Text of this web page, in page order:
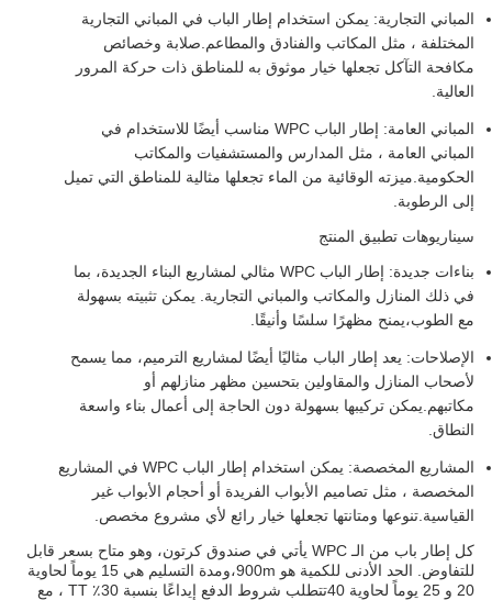
المباني التجارية: يمكن استخدام إطار الباب في المباني التجارية
المختلفة ، مثل المكاتب والفنادق والمطاعم.صلابة وخصائص
مكافحة التآكل تجعلها خيار موثوق به للمناطق ذات حركة المرور
العالية.
المباني العامة: إطار الباب WPC مناسب أيضًا للاستخدام في
المباني العامة ، مثل المدارس والمستشفيات والمكاتب
الحكومية.ميزته الوقائية من الماء تجعلها مثالية للمناطق التي تميل
إلى الرطوبة.
سيناريوهات تطبيق المنتج
بناءات جديدة: إطار الباب WPC مثالي لمشاريع البناء الجديدة، بما
في ذلك المنازل والمكاتب والمباني التجارية. يمكن تثبيته بسهولة
مع الطوب،يمنح مظهرًا سلسًا وأنيقًا.
الإصلاحات: يعد إطار الباب مثاليًا أيضًا لمشاريع الترميم، مما يسمح
لأصحاب المنازل والمقاولين بتحسين مظهر منازلهم أو
مكاتبهم.يمكن تركيبها بسهولة دون الحاجة إلى أعمال بناء واسعة
النطاق.
المشاريع المخصصة: يمكن استخدام إطار الباب WPC في المشاريع
المخصصة ، مثل تصاميم الأبواب الفريدة أو أحجام الأبواب غير
القياسية.تنوعها ومتانتها تجعلها خيار رائع لأي مشروع مخصص.
كل إطار باب من الـ WPC يأتي في صندوق كرتون، وهو متاح بسعر قابل
للتفاوض. الحد الأدنى للكمية هو 900m،ومدة التسليم هي 15 يوماً لحاوية
20 و 25 يوماً لحاوية 40تتطلب شروط الدفع إيداعًا بنسبة 30٪ TT ، مع